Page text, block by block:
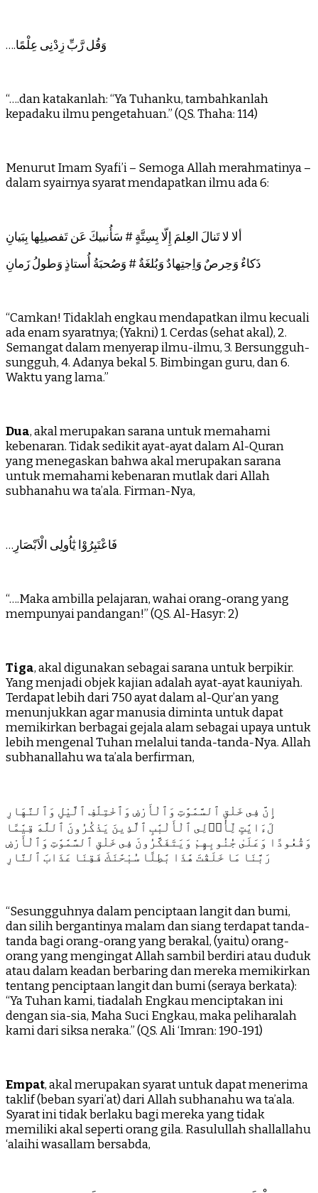
….وَقُل رَّبِّ زِدْنِى عِلْمًا
“….dan katakanlah: “Ya Tuhanku, tambahkanlah
kepadaku ilmu pengetahuan.” (QS. Thaha: 114)
Menurut Imam Syafi’i – Semoga Allah merahmatinya –
dalam syairnya syarat mendapatkan ilmu ada 6:
ألا لا تَنالَ العِلمَ إِلّا بِسِتَّةٍ # سَأُنبيكَ عَن تَفصيلِها بِبَيانِ
ذَكاءٌ وَحِرصٌ وَاِجتِهادٌ وَبُلغَةٌ # وَصُحبَةُ أُستاذٍ وَطولُ زَمانِ
“Camkan! Tidaklah engkau mendapatkan ilmu kecuali
ada enam syaratnya; (Yakni) 1. Cerdas (sehat akal), 2.
Semangat dalam menyerap ilmu-ilmu, 3. Bersungguh-
sungguh, 4. Adanya bekal 5. Bimbingan guru, dan 6.
Waktu yang lama.”
Dua, akal merupakan sarana untuk memahami
kebenaran. Tidak sedikit ayat-ayat dalam Al-Quran
yang menegaskan bahwa akal merupakan sarana
untuk memahami kebenaran mutlak dari Allah
subhanahu wa ta’ala. Firman-Nya,
…فَاعْتَبِرُوْا يٰٓاُولِى الْاَبْصَارِ
“….Maka ambilla pelajaran, wahai orang-orang yang
mempunyai pandangan!” (QS. Al-Hasyr: 2)
Tiga, akal digunakan sebagai sarana untuk berpikir.
Yang menjadi objek kajian adalah ayat-ayat kauniyah.
Terdapat lebih dari 750 ayat dalam al-Qur’an yang
menunjukkan agar manusia diminta untuk dapat
memikirkan berbagai gejala alam sebagai upaya untuk
lebih mengenal Tuhan melalui tanda-tanda-Nya. Allah
subhanallahu wa ta’ala berfirman,
إِنَّ فِى خَلْقِ ٱلسَّمَٰوَٰتِ وَٱلْأَرْضِ وَٱخْتِلَٰفِ ٱلَّيْلِ وَٱلنَّهَارِ
لَءَايَٰتٍ لِّأُو۟لِى ٱلْأَلْبَٰبِ ٱلَّذِينَ يَذْكُرُونَ ٱللَّهَ قِيَٰمًا
وَقُعُودًا وَعَلَىٰ جُنُوبِهِمْ وَيَتَفَكَّرُونَ فِى خَلْقِ ٱلسَّمَٰوَٰتِ وَٱلْأَرْضِ
رَبَّنَا مَا خَلَقْتَ هَٰذَا بَٰطِلًا سُبْحَٰنَكَ فَقِنَا عَذَابَ ٱلنَّارِ
“Sesungguhnya dalam penciptaan langit dan bumi,
dan silih bergantinya malam dan siang terdapat tanda-
tanda bagi orang-orang yang berakal, (yaitu) orang-
orang yang mengingat Allah sambil berdiri atau duduk
atau dalam keadan berbaring dan mereka memikirkan
tentang penciptaan langit dan bumi (seraya berkata):
“Ya Tuhan kami, tiadalah Engkau menciptakan ini
dengan sia-sia, Maha Suci Engkau, maka peliharalah
kami dari siksa neraka.” (QS. Ali ‘Imran: 190-191)
Empat, akal merupakan syarat untuk dapat menerima
taklif (beban syari’at) dari Allah subhanahu wa ta’ala.
Syarat ini tidak berlaku bagi mereka yang tidak
memiliki akal seperti orang gila. Rasulullah shallallahu
‘alaihi wasallam bersabda,